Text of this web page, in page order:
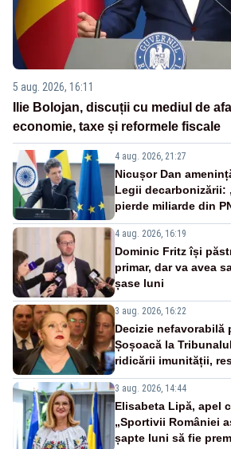
5 aug. 2026, 16:11
Ilie Bolojan, discuții cu mediul de
economie, taxe și reformele fiscale
4 aug. 2026, 21:27
Nicușor Dan
Legii decarbonizării:
pierde miliarde din
4 aug. 2026, 16:19
Dominic Fritz își
primar, dar va avea
șase luni
3 aug. 2026, 16:22
Decizie nefavorabilă
Șoșoacă la
ridicării imunității,
3 aug. 2026, 14:44
Elisabeta Lipă, apel
„Sportivii României
șapte luni să fie